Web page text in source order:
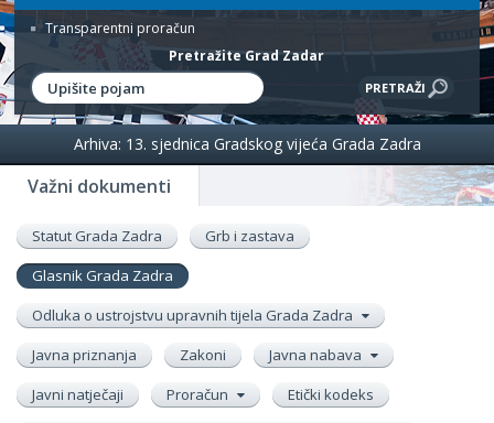
Transparentni proračun
Pretražite Grad Zadar
Važni dokumenti
Arhiva: 13. sjednica Gradskog vijeća Grada Zadra
Statut Grada Zadra
Grb i zastava
Glasnik Grada Zadra
Odluka o ustrojstvu upravnih tijela Grada Zadra
Javna priznanja
Zakoni
Javna nabava
Javni natječaji
Proračun
Etički kodeks